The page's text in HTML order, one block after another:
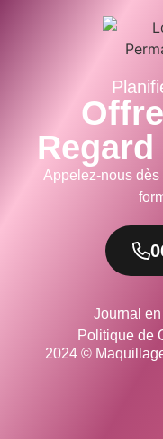
Appelez-nous dès
Journal
Politique de
2024 ©